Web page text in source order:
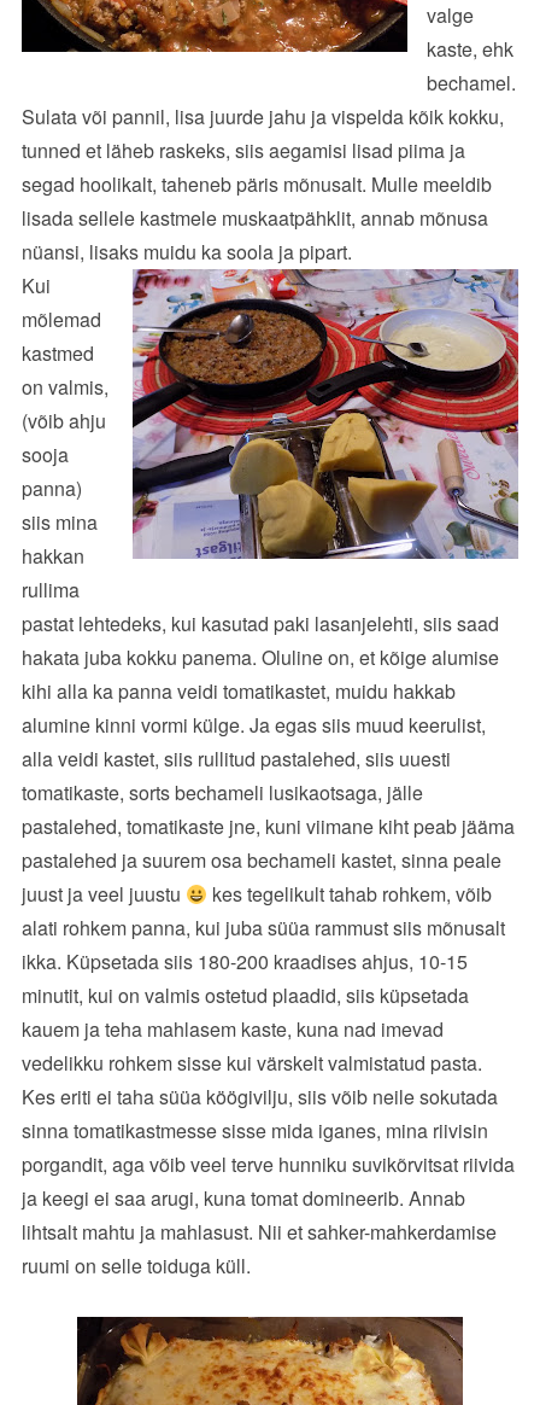
valge
kaste, ehk
bechamel.
Sulata või pannil, lisa juurde jahu ja vispelda kõik kokku,
tunned et läheb raskeks, siis aegamisi lisad piima ja
segad hoolikalt, taheneb päris mõnusalt. Mulle meeldib
lisada sellele kastmele muskaatpähklit, annab mõnusa
nüansi, lisaks muidu ka soola ja pipart.
Kui
mõlemad
kastmed
on valmis,
(võib ahju
sooja
panna)
siis mina
hakkan
rullima
pastat lehtedeks, kui kasutad paki lasanjelehti, siis saad
hakata juba kokku panema. Oluline on, et kõige alumise
kihi alla ka panna veidi tomatikastet, muidu hakkab
alumine kinni vormi külge. Ja egas siis muud keerulist,
alla veidi kastet, siis rullitud pastalehed, siis uuesti
tomatikaste, sorts bechameli lusikaotsaga, jälle
pastalehed, tomatikaste jne, kuni viimane kiht peab jääma
pastalehed ja suurem osa bechameli kastet, sinna peale
juust ja veel juustu
kes tegelikult tahab rohkem, võib
alati rohkem panna, kui juba süüa rammust siis mõnusalt
ikka. Küpsetada siis 180-200 kraadises ahjus, 10-15
minutit, kui on valmis ostetud plaadid, siis küpsetada
kauem ja teha mahlasem kaste, kuna nad imevad
vedelikku rohkem sisse kui värskelt valmistatud pasta.
Kes eriti ei taha süüa köögivilju, siis võib neile sokutada
sinna tomatikastmesse sisse mida iganes, mina riivisin
porgandit, aga võib veel terve hunniku suvikõrvitsat riivida
ja keegi ei saa arugi, kuna tomat domineerib. Annab
lihtsalt mahtu ja mahlasust. Nii et sahker-mahkerdamise
ruumi on selle toiduga küll.